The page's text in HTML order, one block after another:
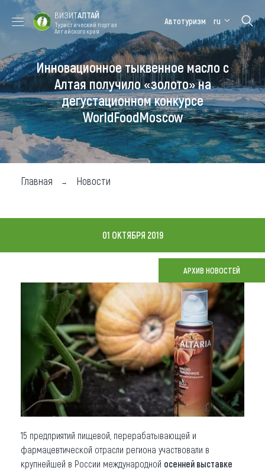
Форум VISIT
ALTAI
Цветение
маральника
Медицинский
форум
Алтайская
зимовка
Туры
Где побывать
Чем заняться
Где остановиться
Что привезти (сувениры)
О регионе
Коллекция впечатлений
Другие рубрики
ВИЗИТАЛТАЙ
Туристический портал
Алтайского края
Автотуризм ru
Инновационное тыквенное масло с
Алтая получило «золото» на
дегустационном конкурсе
WorldFoodMoscow
Главная Новости
01 ОКТЯБРЯ 2019
АРХИВ НОВОСТЕЙ
15 предприятий пищевой, перерабатывающей и
фармацевтической отрасли региона участвовали в
крупнейшей в России международной осенней выставке